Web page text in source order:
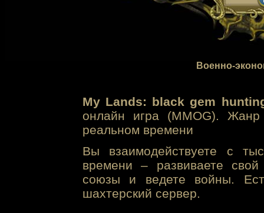
Военно-
My Lands: black gem
онлайн игра (MMOG). Жанр
реальном времени
Вы взаимодействуете с
времени – развиваете свой
союзы и ведете войны.
шахтерский сервер.